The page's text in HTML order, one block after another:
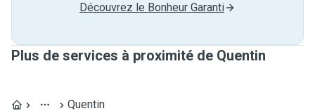
Découvrez le Bonheur Garanti
Plus de services à proximité de Quentin
Quentin